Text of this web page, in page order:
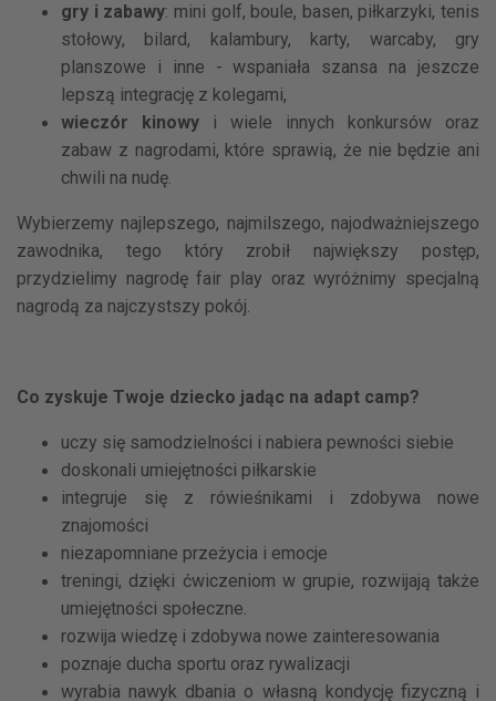
gry i zabawy: mini golf, boule, basen, piłkarzyki, tenis
stołowy, bilard, kalambury, karty, warcaby, gry
planszowe i inne - wspaniała szansa na jeszcze
lepszą integrację z kolegami,
wieczór kinowy
i wiele innych konkursów oraz
zabaw z nagrodami, które sprawią, że nie będzie ani
chwili na nudę.
Wybierzemy najlepszego, najmilszego, najodważniejszego
zawodnika, tego który zrobił największy postęp,
przydzielimy nagrodę fair play oraz wyróżnimy specjalną
nagrodą za najczystszy pokój.
Co zyskuje Twoje dziecko jadąc na adapt camp?
uczy się samodzielności i nabiera pewności siebie
doskonali umiejętności piłkarskie
integruje się z rówieśnikami i zdobywa nowe
znajomości
niezapomniane przeżycia i emocje
treningi, dzięki ćwiczeniom w grupie, rozwijają także
umiejętności społeczne.
rozwija wiedzę i zdobywa nowe zainteresowania
poznaje ducha sportu oraz rywalizacji
wyrabia nawyk dbania o własną kondycję fizyczną i